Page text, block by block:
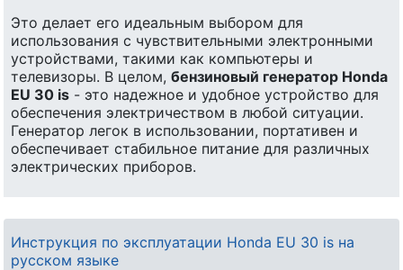
Это делает его идеальным выбором для
использования с чувствительными электронными
устройствами, такими как компьютеры и
телевизоры. В целом, бензиновый генератор Honda
EU 30 is - это надежное и удобное устройство для
обеспечения электричеством в любой ситуации.
Генератор легок в использовании, портативен и
обеспечивает стабильное питание для различных
электрических приборов.
Инструкция по эксплуатации Honda EU 30 is на
русском языке